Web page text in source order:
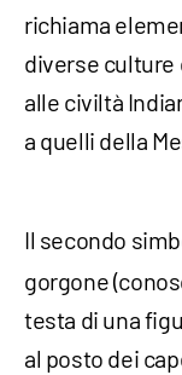
richiama
diverse culture
alle civiltà
a quelli della
Il secondo
gorgone
testa di una
al posto dei